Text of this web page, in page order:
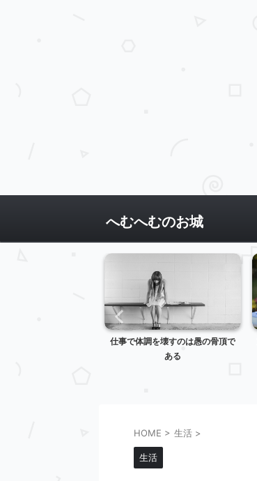
へむへむのお城
仕事で体調を壊すのは愚の骨頂で
ある
HOME > 生活 >
生活